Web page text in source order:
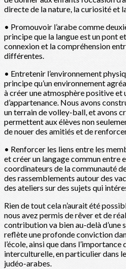
directe de la nature, la curiosité et
• Promouvoir l’arabe comme
principe que la langue est un pont
connexion et la compréhension
différentes.
• Entretenir l’environnement
principe qu’un environnement
à créer une atmosphère positive et
d’appartenance. Nous avons
un terrain de volley-ball, et avons
permettent aux élèves non
de nouer des amitiés et de
• Renforcer les liens entre les
et créer un langage commun entre
coordinateurs de la communauté
des rassemblements autour des
des ateliers sur des sujets qui
Rien de tout cela n’aurait été
nous avez permis de rêver et de
contribution va bien au-delà d’une
reflète une profonde conviction
l’école, ainsi que dans
interculturelle, en particulier dans
judéo-arabes.